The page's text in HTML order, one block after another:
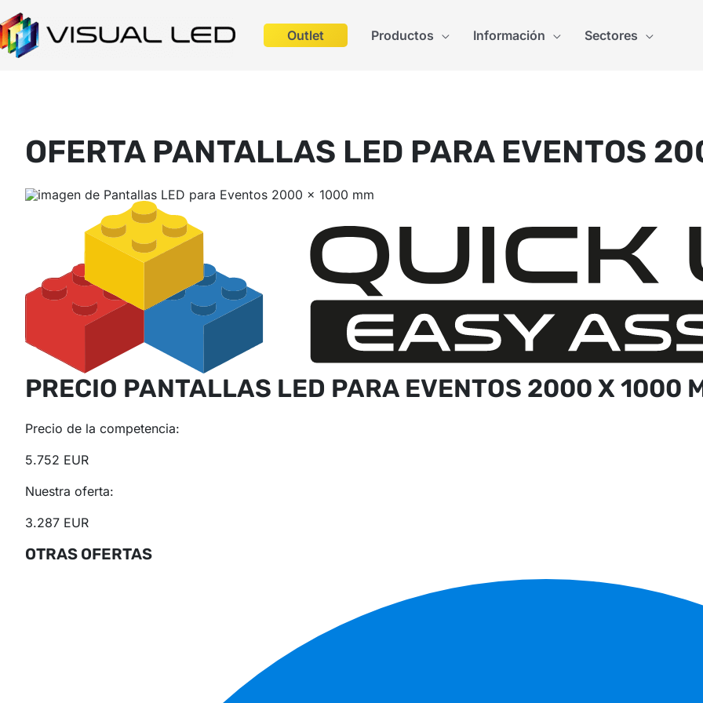
Outlet Productos Información Sectores
OFERTA PANTALLAS LED PARA EVENTOS
PRECIO PANTALLAS LED PARA EVENTOS 2000 X 1000
Precio de la competencia:
5.752 EUR
Nuestra oferta:
3.287 EUR
OTRAS OFERTAS